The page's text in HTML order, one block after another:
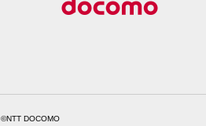
©NTT DOCOMO